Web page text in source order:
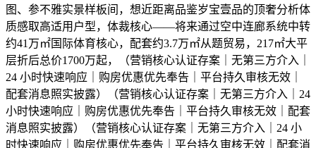
图、参不雅实景样板间，想近距离品鉴岁宝壹品的顶奢分析体
质感取高适用户型，体裁核心——将来通过空中连廊系统中转
约41万㎡国际体育核心，配套约3.7万㎡从题贸易，217㎡大平
层折后总价1700万起，（营销核心认证存案｜无第三方介入｜
24 小时快速响应｜购房优惠优先奉告｜平台持久审核无效｜
配套消息照实披露）（营销核心认证存案｜无第三方介入｜24
小时快速响应｜购房优惠优先奉告｜平台持久审核无效｜配套
消息照实披露）（营销核心认证存案｜无第三方介入｜24 小
时快速响应｜购房优惠优先奉告｜平台持久审核无效｜配套消